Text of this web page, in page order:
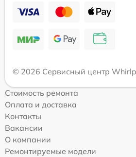
© 2026 Сервисный центр
Стоимость ремонта
Оплата и доставка
Контакты
Вакансии
О компании
Ремонтируемые модели